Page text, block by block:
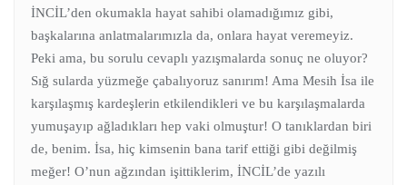
İNCİL’den okumakla hayat sahibi olamadığımız gibi,
başkalarına anlatmalarımızla da, onlara hayat veremeyiz.
Peki ama, bu sorulu cevaplı yazışmalarda sonuç ne oluyor?
Sığ sularda yüzmeğe çabalıyoruz sanırım! Ama Mesih İsa ile
karşılaşmış kardeşlerin etkilendikleri ve bu karşılaşmalarda
yumuşayıp ağladıkları hep vaki olmuştur! O tanıklardan biri
de, benim. İsa, hiç kimsenin bana tarif ettiği gibi değilmiş
meğer! O’nun ağzından işittiklerim, İNCİL’de yazılı